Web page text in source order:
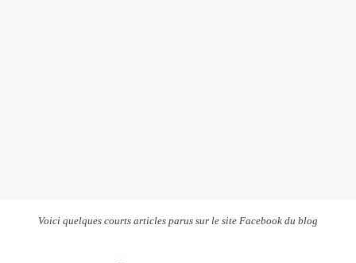
Voici quelques courts articles parus sur le site Facebook du blog